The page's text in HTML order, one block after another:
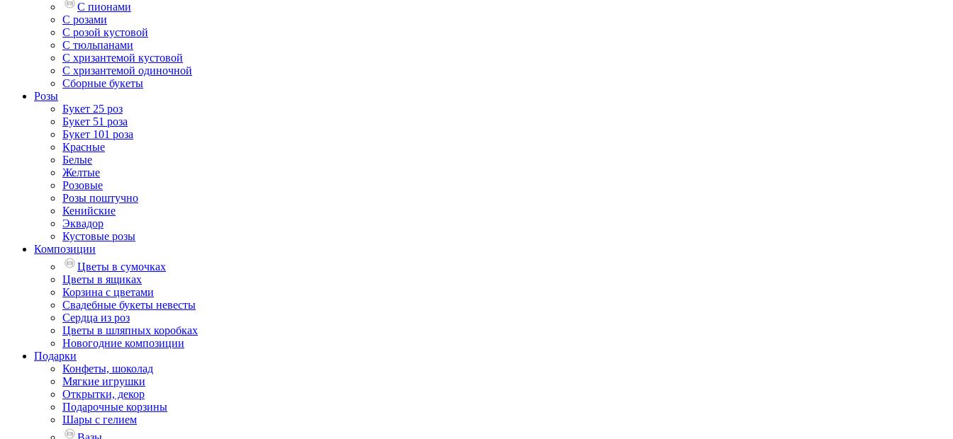
С пионами
С розами
С розой кустовой
С тюльпанами
С хризантемой кустовой
С хризантемой одиночной
Сборные букеты
Розы
Букет 25 роз
Букет 51 роза
Букет 101 роза
Красные
Белые
Желтые
Розовые
Розы поштучно
Кенийские
Эквадор
Кустовые розы
Композиции
Цветы в сумочках
Цветы в ящиках
Корзина с цветами
Свадебные букеты невесты
Сердца из роз
Цветы в шляпных коробках
Новогодние композиции
Подарки
Конфеты, шоколад
Мягкие игрушки
Открытки, декор
Подарочные корзины
Шары с гелием